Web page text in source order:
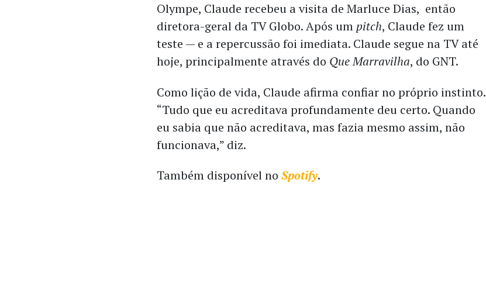
Olympe, Claude recebeu a visita de Marluce Dias, então
diretora-geral da TV Globo. Após um pitch, Claude fez um
teste — e a repercussão foi imediata. Claude segue na TV até
hoje, principalmente através do Que Marravilha, do GNT.
Como lição de vida, Claude afirma confiar no próprio instinto.
“Tudo que eu acreditava profundamente deu certo. Quando
eu sabia que não acreditava, mas fazia mesmo assim, não
funcionava,” diz.
Também disponível noSpotify.